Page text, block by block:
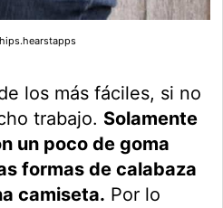
los más fáciles, si no
trabajo. Solamente
un poco de goma
formas de calabaza
camiseta. Por lo